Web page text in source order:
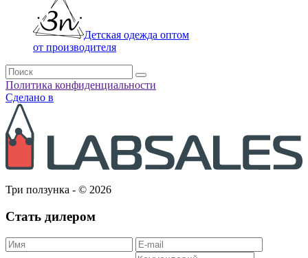
Детская одежда оптом
от производителя
Политика конфиденциальности
Сделано в
Три ползунка - © 2026
Стать дилером